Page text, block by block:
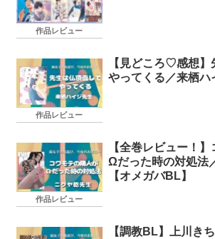
作品レビュー
作品レビュー
【見どころ♡感想】
やってくる／来栖ハ
作品レビュー
【全巻レビュー！
Ωだった時の対処法
【オメガバBL】
【調教BL】上川き